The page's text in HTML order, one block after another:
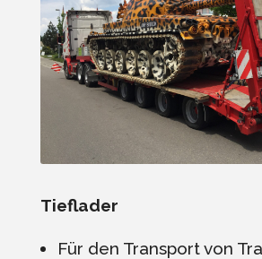
Tieflader
Für den Transport von